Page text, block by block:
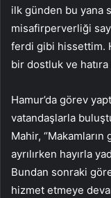
ilk günden bu yana
misafirperverliği
ferdi gibi hissettim.
bir dostluk ve
Hamur’da görev
vatandaşlarla
Mahir,
ayrılırken hayırla
Bundan sonraki
hizmet etmeye